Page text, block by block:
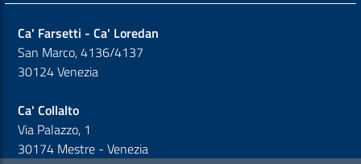
Ca' Farsetti - Ca' Loredan
San Marco, 4136/4137
30124 Venezia
Ca' Collalto
Via Palazzo, 1
30174 Mestre - Venezia